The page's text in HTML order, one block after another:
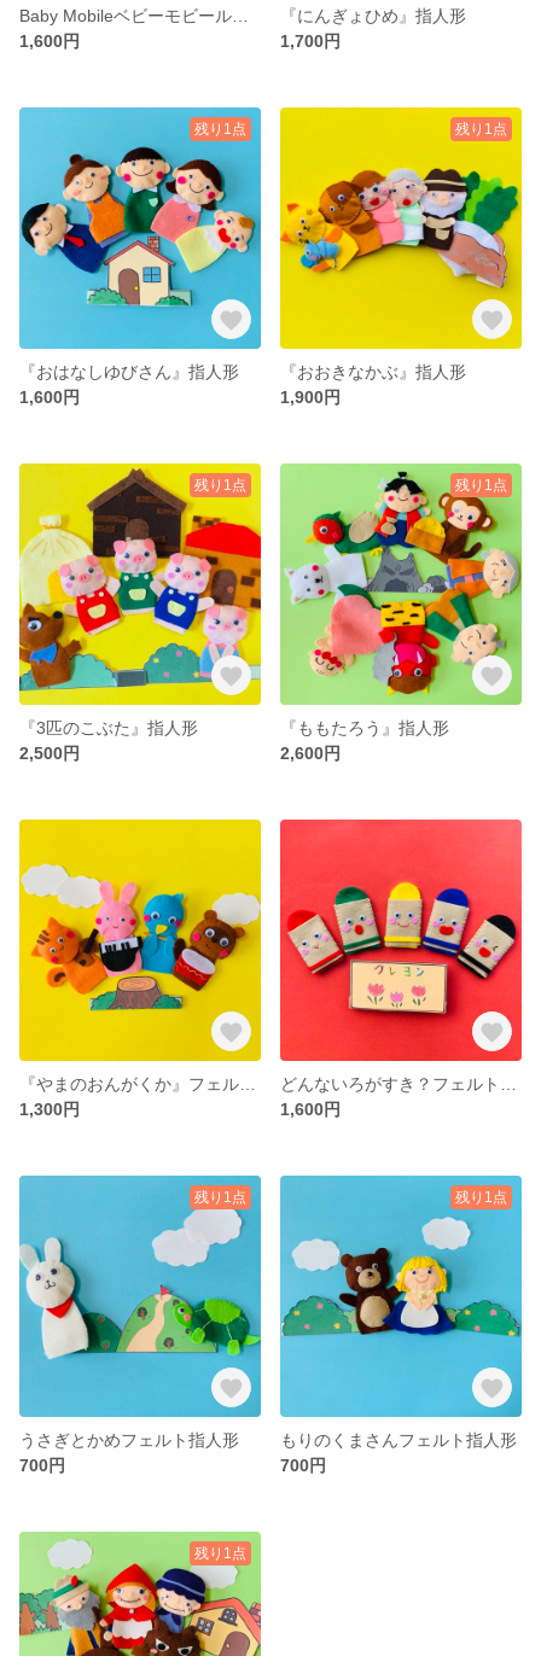
1,600円
『にんぎょひめ』指人形
1,700円
残り1点
『おはなしゆびさん』指人形
1,600円
残り1点
『おおきなかぶ』指人形
1,900円
残り1点
『3匹のこぶた』指人形
2,500円
残り1点
『ももたろう』指人形
2,600円
1,300円
1,600円
残り1点
うさぎとかめフェルト指人形
700円
残り1点
もりのくまさんフェルト指人形
700円
残り1点